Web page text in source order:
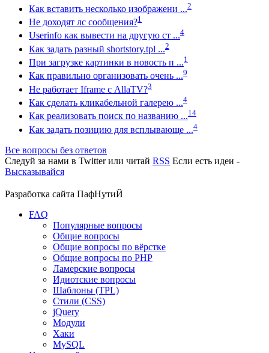
Как вставить несколько изображени ...2
Не доходят лс сообщения?1
Userinfo как вывести на другую ст ...4
Как задать разный shortstory.tpl ...2
При загрузке картинки в новость п ...1
Как правильно организовать очень ...9
Не работает Iframe с AllaTV?3
Как сделать кликабельной галерею ...4
Как реализовать поиск по названию ...14
Как задать позицию для всплывающе ...4
Все вопросы без ответов
Следуй за нами в Twitterили читай RSS Если есть идеи -
Высказывайся
Разработка сайта ПафНутиЙ
FAQ
Популярные вопросы
Общие вопросы
Общие вопросы по вёрстке
Общие вопросы по PHP
Ламерские вопросы
Идиотские вопросы
Шаблоны (TPL)
Стили (CSS)
jQuery
Модули
Хаки
MySQL